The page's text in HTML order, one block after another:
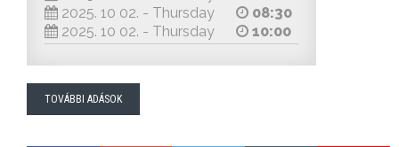
2025. 10 02. - Thursday
08:30
2025. 10 02. - Thursday
10:00
TOVÁBBI ADÁSOK